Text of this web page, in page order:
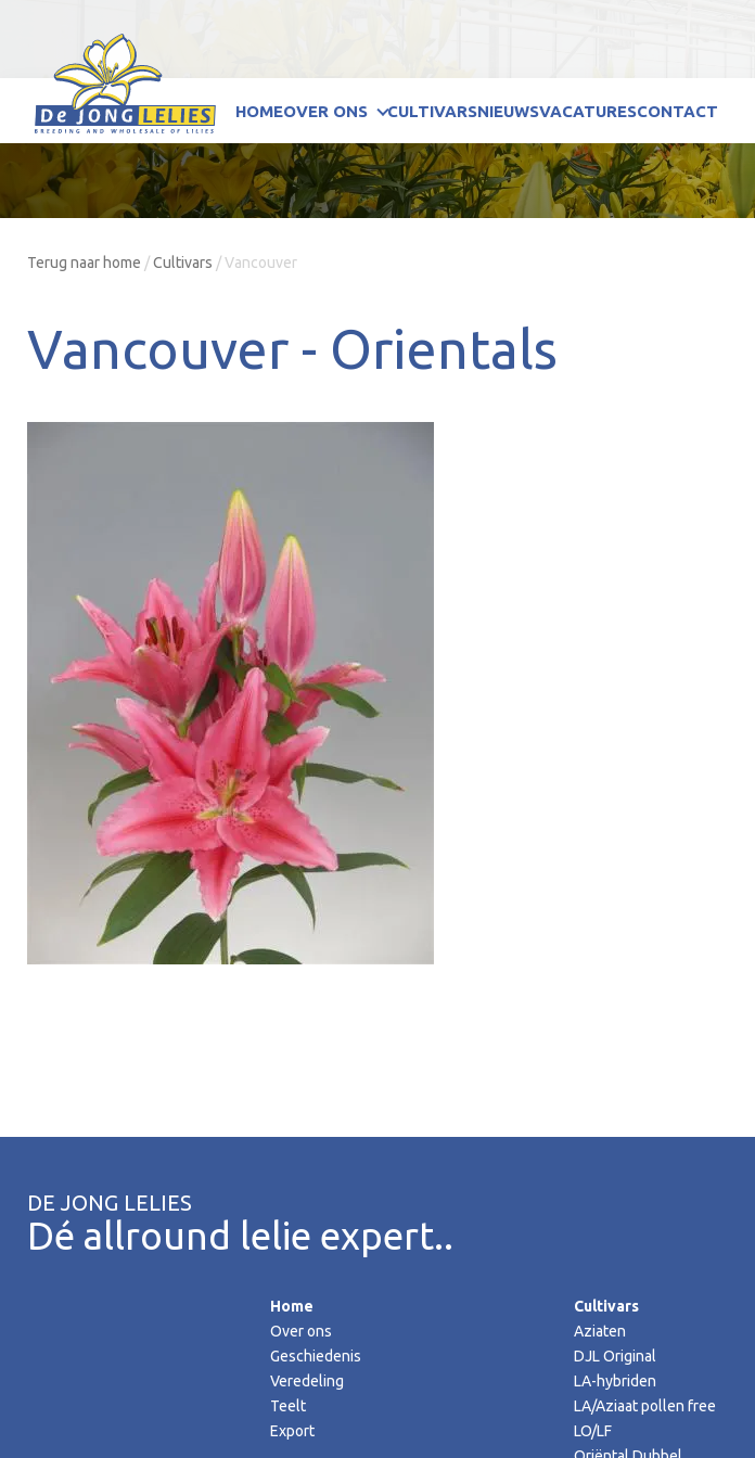
HOMEOVER ONS CULTIVARSNIEUWSVACATURESCONTACT
Terug naar home /Cultivars /Vancouver
Vancouver - Orientals
DE JONG LELIES
Dé allround lelie expert..
Home
Over ons
Geschiedenis
Veredeling
Teelt
Export
Cultivars
Aziaten
DJL Original
LA-hybriden
LA/Aziaat pollen free
LO/LF